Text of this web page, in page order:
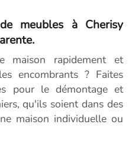
meubles à Cherisy
maison rapidement et
encombrants ? Faites
pour le démontage et
qu'ils soient dans des
maison individuelle ou